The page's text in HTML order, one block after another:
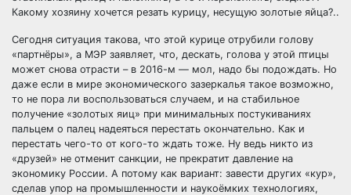
Какому хозяину хочется резать курицу, несущую золотые яйца?..
Сегодня ситуация такова, что этой курице отрубили голову
«партнёры», а МЭР заявляет, что, дескать, голова у этой птицы
может снова отрасти – в 2016-м — мол, надо бы подождать. Но
даже если в мире экономического зазеркалья такое возможно,
то не пора ли воспользоваться случаем, и на стабильное
получение «золотых яиц» при минимальных постукиваниях
пальцем о палец надеяться перестать окончательно. Как и
перестать чего-то от кого-то ждать тоже. Ну ведь никто из
«друзей» не отменит санкции, не прекратит давление на
экономику России. А потому как вариант: завести других «кур»,
сделав упор на промышленности и наукоёмких технологиях,